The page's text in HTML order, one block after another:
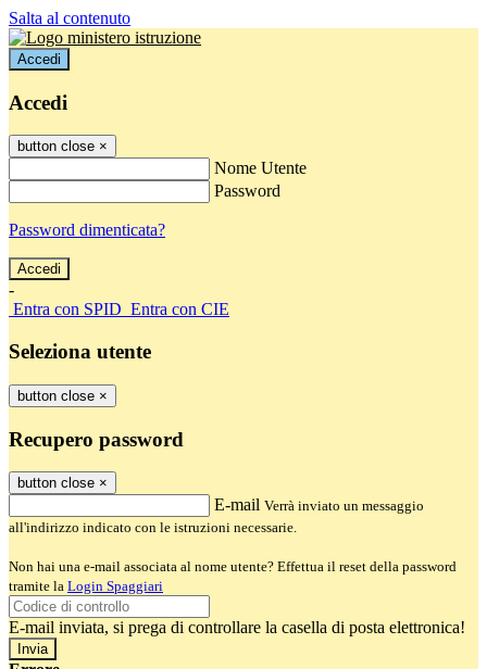
Salta al contenuto
Accedi
Accedi
button close ×
Nome Utente
Password
Password dimenticata?
-
Entra con SPID Entra con CIE
Seleziona utente
button close ×
Recupero password
button close ×
E-mail Verrà inviato un messaggio
all'indirizzo indicato con le istruzioni necessarie.
Non hai una e-mail associata al nome utente? Effettua il reset della password
tramite la Login Spaggiari
E-mail inviata, si prega di controllare la casella di posta elettronica!